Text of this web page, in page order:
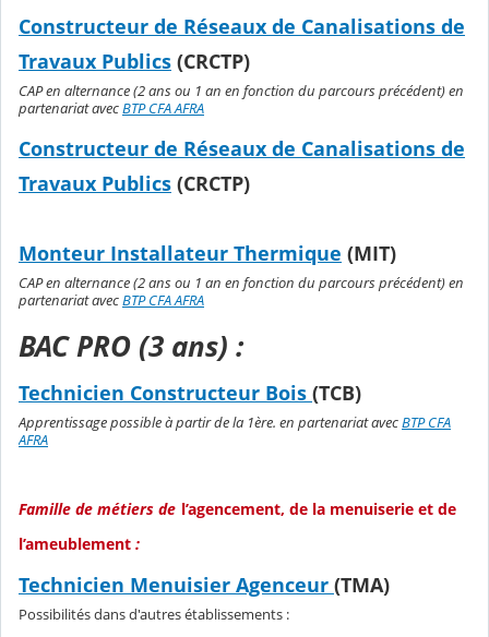
Constructeur de Réseaux de Canalisations de
Travaux Publics (CRCTP)
CAP en alternance (2 ans ou 1 an en fonction du parcours précédent) en
partenariat avecBTP CFA AFRA
Constructeur de Réseaux de Canalisations de
Travaux Publics (CRCTP)
Monteur Installateur Thermique (MIT)
CAP en alternance (2 ans ou 1 an en fonction du parcours précédent) en
partenariat avecBTP CFA AFRA
BAC PRO (3 ans) :
Technicien Constructeur Bois (TCB)
Apprentissage possible à partir de la 1ère. en partenariat avecBTP CFA
AFRA
Famille de métiers de l’agencement, de la menuiserie et de
l’ameublement :
Technicien Menuisier Agenceur (TMA)
Possibilités dans d'autres établissements :